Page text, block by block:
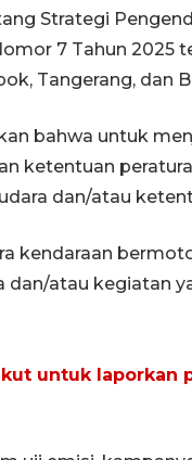
Strategi
7 Tahun 2025
Tangerang, dan
bahwa untuk
ketentuan
dan/atau
kendaraan
dan/atau kegiatan
untuk laporkan